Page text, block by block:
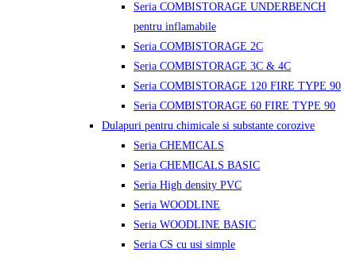
Seria COMBISTORAGE UNDERBENCH
pentru inflamabile
Seria COMBISTORAGE 2C
Seria COMBISTORAGE 3C & 4C
Seria COMBISTORAGE 120 FIRE TYPE 90
Seria COMBISTORAGE 60 FIRE TYPE 90
Dulapuri pentru chimicale si substante corozive
Seria CHEMICALS
Seria CHEMICALS BASIC
Seria High density PVC
Seria WOODLINE
Seria WOODLINE BASIC
Seria CS cu usi simple